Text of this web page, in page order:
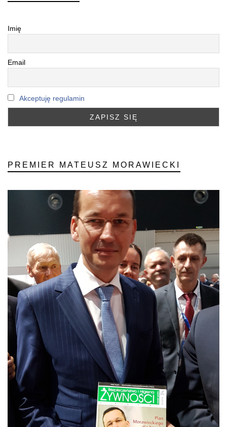
Imię
Email
Akceptuję regulamin
PREMIER MATEUSZ MORAWIECKI